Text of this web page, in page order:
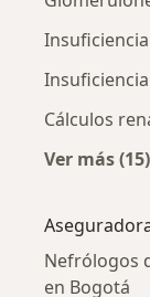
Cálculos
Ver más (15)
Nefrólogos
en Bogotá